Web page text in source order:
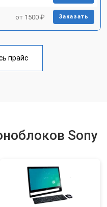
от 1500 ₽ Заказать
прайс
Sony